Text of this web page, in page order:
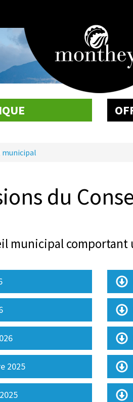
municipal
du
municipal
2025